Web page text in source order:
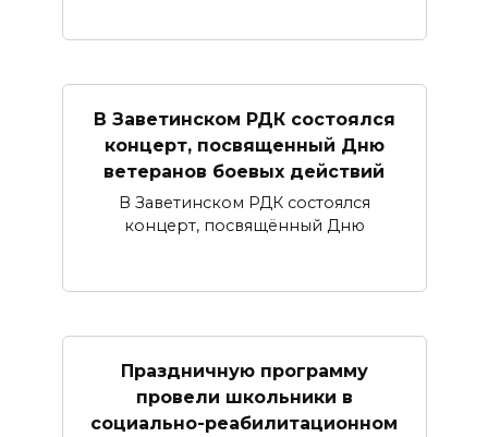
В Заветинском РДК состоялся
концерт, посвященный Дню
ветеранов боевых действий
В Заветинском РДК состоялся
концерт, посвящённый Дню
Праздничную программу
провели школьники в
социально-реабилитационном